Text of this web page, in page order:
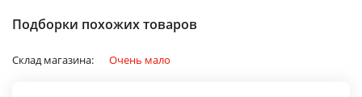
Подборки похожих товаров
Склад магазина: Очень мало